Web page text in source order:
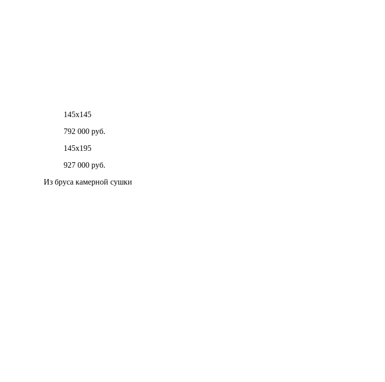
145х145
792 000 руб.
145х195
927 000 руб.
Из бруса камерной сушки